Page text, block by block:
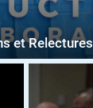
et Relectures